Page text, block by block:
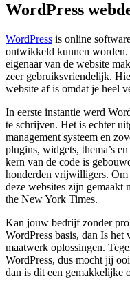
WordPress
WordPress is online
ontwikkeld kunnen worden.
eigenaar van de website
zeer gebruiksvriendelijk.
website af is omdat je heel
In eerste instantie werd
te schrijven. Het is echter
management systeem en
plugins, widgets, thema’s
kern van de code is
honderden vrijwilligers. Om
deze websites zijn gemaakt
the New York Times.
Kan jouw bedrijf zonder
WordPress basis, dan Is
maatwerk oplossingen.
WordPress, dus mocht jij
dan is dit een gemakkelijke